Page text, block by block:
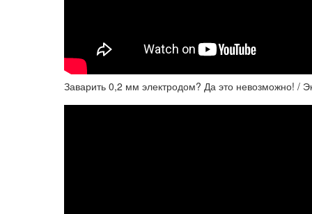
Заварить 0,2 мм электродом? Да это невозможно! /